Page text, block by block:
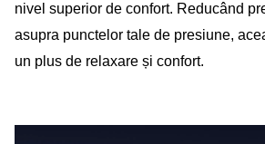
nivel superior de confort. Reducând
asupra punctelor tale de presiune,
un plus de relaxare și confort.